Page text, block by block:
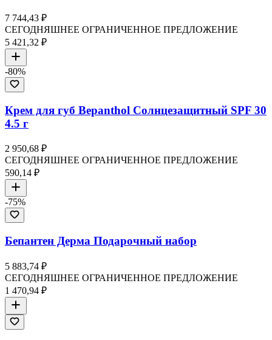
7 744,43 ₽
СЕГОДНЯШНЕЕ ОГРАНИЧЕННОЕ ПРЕДЛОЖЕНИЕ
5 421,32 ₽
-80%
Крем для губ Bepanthol Солнцезащитный SPF 30
4.5 г
2 950,68 ₽
СЕГОДНЯШНЕЕ ОГРАНИЧЕННОЕ ПРЕДЛОЖЕНИЕ
590,14 ₽
-75%
Бепантен Дерма Подарочный набор
5 883,74 ₽
СЕГОДНЯШНЕЕ ОГРАНИЧЕННОЕ ПРЕДЛОЖЕНИЕ
1 470,94 ₽